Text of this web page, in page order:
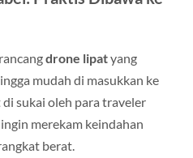
drone lipatyang
mudah di masukkan ke
sukai oleh para traveler
merekam keindahan
berat.